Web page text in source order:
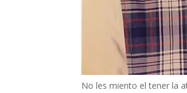
No les miento el tener la